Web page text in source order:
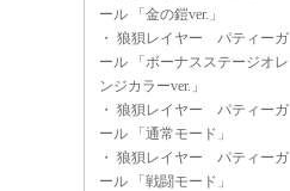
ール 「金の鎧ver.」
・ 狼狽レイヤー パティーガ
ール 「ボーナスステージオレ
ンジカラーver.」
・ 狼狽レイヤー パティーガ
ール 「通常モード」
・ 狼狽レイヤー パティーガ
ール 「戦闘モード」